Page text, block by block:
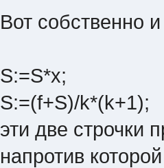
Вот собственно
S:=S*x;
S:=(f+S)/k*(k+1);
эти две строчки
напротив